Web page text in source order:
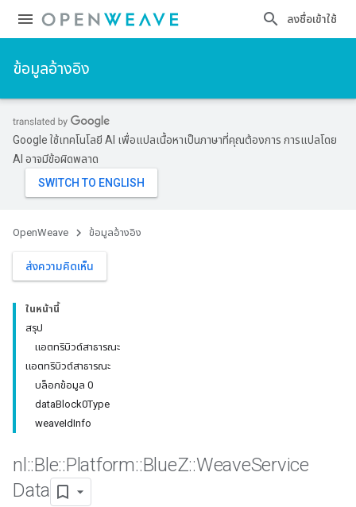
ลงชื่อเข้าใช้
ข้อมูลอ้างอิง
Google ใช้เทคโนโลยี AI เพื่อแปลเนื้อหาเป็นภาษาที่คุณต้องการ การแปลโดย
AI อาจมีข้อผิดพลาด
OpenWeave ข้อมูลอ้างอิง
ส่งความคิดเห็น
ในหน้านี้
สรุป
แอตทริบิวต์สาธารณะ
แอตทริบิวต์สาธารณะ
บล็อกข้อมูล 0
dataBlock0Type
weaveIdInfo
nl ::Ble::Platform::BlueZ::WeaveService
Data